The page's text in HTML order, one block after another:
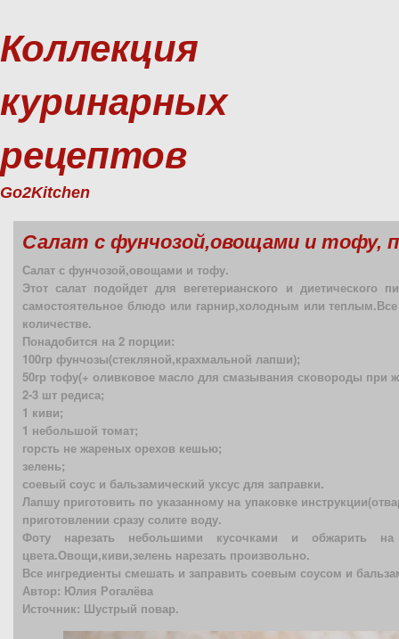
Коллекция
куринарных
рецептов
Go2Kitchen
Салат с фунчозой,овощами и тофу,
Салат с фунчозой,овощами и тофу.
Этот салат подойдет для вегетерианского и диетического
самостоятельное блюдо или гарнир,холодным или
количестве.
Понадобится на 2 порции:
100гр фунчозы(стекляной,крахмальной лапши);
50гр тофу(+ оливковое масло для смазывания сковороды при
2-3 шт редиса;
1 киви;
1 небольшой томат;
горсть не жареных орехов кешью;
зелень;
соевый соус и бальзамический уксус для заправки.
Лапшу приготовить по указанному на упаковке
приготовлении сразу солите воду.
Фоту нарезать небольшими кусочками и обжарить на
цвета.Овощи,киви,зелень нарезать произвольно.
Все ингредиенты смешать и заправить соевым соусом и
Автор: Юлия Рогалёва
Источник: Шустрый повар.